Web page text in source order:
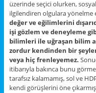
üzerinde seçici olurken,
ilgilendiren olgulara yönelme
değer ve eğilimlerini
işi gözlem ve deneyleme
bilimleri ile uğraşan bilim
zordur kendinden bir
veya hiç frenleyemez.
itibarıyla bakınca bunu
tarafsız kalamamış, sol ve
kendi görüşlerini öne